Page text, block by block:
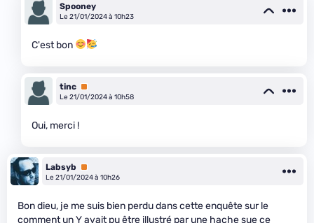
Spooney
Le 21/01/2024 à 10h23
C'est bon
tinc Premium
Le 21/01/2024 à 10h58
Oui, merci !
Labsyb
Premium
Le 21/01/2024 à 10h26
Bon dieu, je me suis bien perdu dans cette enquête sur le
comment un Y avait pu être illustré par une hache sue ce